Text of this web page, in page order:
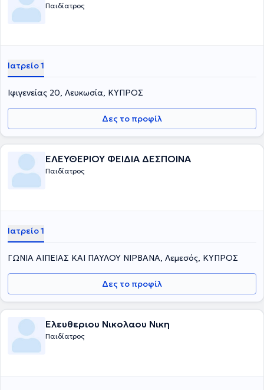
Παιδίατρος
Ιατρείο 1
Ιφιγενείας 20, Λευκωσία, ΚΥΠΡΟΣ
Δες το προφίλ
ΕΛΕΥΘΕΡΙΟΥ ΦΕΙΔΙΑ ΔΕΣΠΟΙΝΑ
Παιδίατρος
Ιατρείο 1
ΓΩΝΙΑ ΑΙΠΕΙΑΣ ΚΑΙ ΠΑΥΛΟΥ ΝΙΡΒΑΝΑ, Λεμεσός, ΚΥΠΡΟΣ
Δες το προφίλ
Ελευθεριου Νικολαου Νικη
Παιδίατρος